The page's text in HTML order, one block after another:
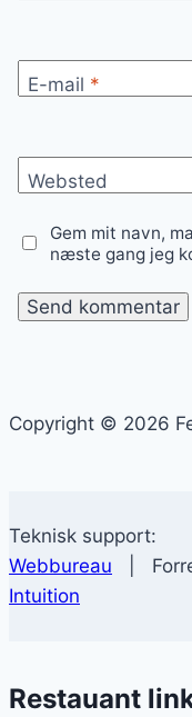
E-mail *
Websted
Gem mit navn,
næste gang jeg
Copyright © 2026
Teknisk support:
Webbureau |
Intuition
Restauant